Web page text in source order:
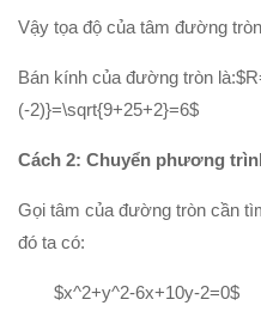
Mặt nón-mặt trụ-mặt cầu
Phương trình mặt cầu
PT đường thẳng
Tài liệu
Videos
Vậy tọa độ của tâm đường
Bán kính của đường tròn
(-2)}=\sqrt{9+25+2}=6$
Cách 2: Chuyển phương
Gọi tâm của đường tròn cần
đó ta có:
$x^2+y^2-6x+10y-2=0$